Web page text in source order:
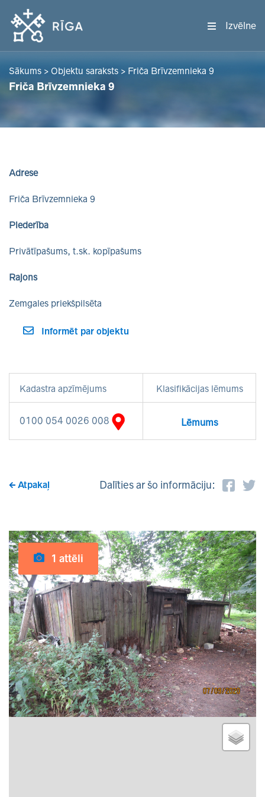
Izvēlne
Sākums > Objektu saraksts > Friča Brīvzemnieka 9
Friča Brīvzemnieka 9
Adrese
Friča Brīvzemnieka 9
Piederība
Privātīpašums, t.sk. kopīpašums
Rajons
Zemgales priekšpilsēta
Informēt par objektu
Kadastra apzīmējums Klasifikācijas lēmums
0100 054 0026 008 Lēmums
Atpakaļ Dalīties ar šo informāciju:
1 attēli